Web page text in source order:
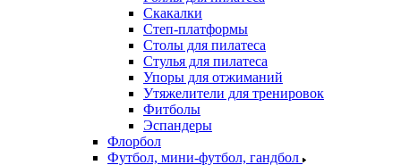
Скакалки
Степ-платформы
Столы для пилатеса
Стулья для пилатеса
Упоры для отжиманий
Утяжелители для тренировок
Фитболы
Эспандеры
Флорбол
Футбол, мини-футбол, гандбол